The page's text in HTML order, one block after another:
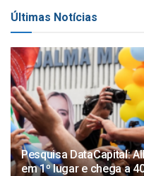
Últimas Notícias
Pesquisa DataCapital:
em 1º lugar e chega a